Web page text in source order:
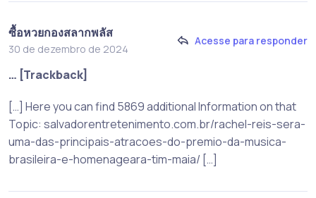
ซื้อหวยกองสลากพลัส
30 de dezembro de 2024
Acesse para responder
… [Trackback]
[…] Here you can find 5869 additional Information on that
Topic: salvadorentretenimento.com.br/rachel-reis-sera-
uma-das-principais-atracoes-do-premio-da-musica-
brasileira-e-homenageara-tim-maia/ […]